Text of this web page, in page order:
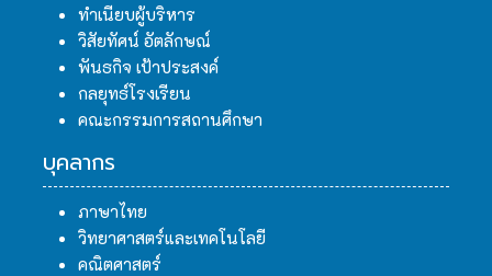
ทำเนียบผู้บริหาร
วิสัยทัศน์ อัตลักษณ์
พันธกิจ เป้าประสงค์
กลยุทธ์โรงเรียน
คณะกรรมการสถานศึกษา
บุคลากร
ภาษาไทย
วิทยาศาสตร์และเทคโนโลยี
คณิตศาสตร์